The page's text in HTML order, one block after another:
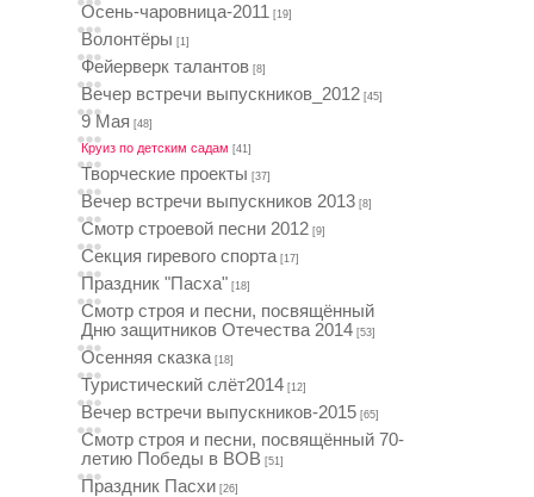
Осень-чаровница-2011 [19]
Волонтёры [1]
Фейерверк талантов [8]
Вечер встречи выпускников_2012 [45]
9 Мая [48]
Круиз по детским садам [41]
Творческие проекты [37]
Вечер встречи выпускников 2013 [8]
Смотр строевой песни 2012 [9]
Секция гиревого спорта [17]
Праздник "Пасха" [18]
Смотр строя и песни, посвящённый
Дню защитников Отечества 2014 [53]
Осенняя сказка [18]
Туристический слёт2014 [12]
Вечер встречи выпускников-2015 [65]
Смотр строя и песни, посвящённый 70-
летию Победы в ВОВ [51]
Праздник Пасхи [26]